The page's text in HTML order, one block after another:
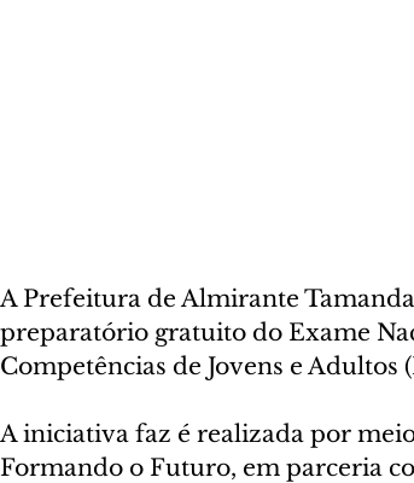
A Prefeitura de Almirante
preparatório gratuito do Exame
Competências de Jovens e Adultos
A iniciativa faz é realizada por
Formando o Futuro, em parceria